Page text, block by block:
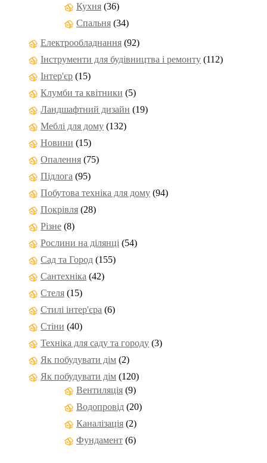
Кухня (36)
Спальня (34)
Електрообладнання (92)
Інструменти для будівництва і ремонту (112)
Інтер'єр (15)
Клумби та квітники (5)
Ландшафтний дизайн (19)
Меблі для дому (132)
Новини (15)
Опалення (75)
Підлога (95)
Побутова техніка для дому (94)
Покрівля (28)
Різне (8)
Рослини на ділянці (54)
Сад та Город (155)
Сантехніка (42)
Стеля (15)
Стилі інтер'єра (6)
Стіни (40)
Техніка для саду та городу (3)
Як побудувати дім (2)
Як побудувати дім (120)
Вентиляція (9)
Водопровід (20)
Каналізація (2)
Фундамент (6)